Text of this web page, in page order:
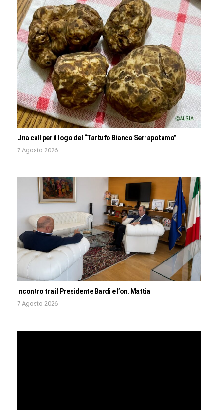
Una call per il logo del “Tartufo Bianco Serrapotamo”
7 Agosto 2026
Incontro tra il Presidente Bardi e l’on. Mattia
7 Agosto 2026